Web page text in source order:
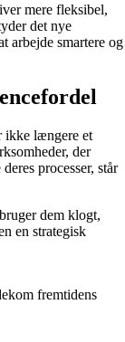
mere fleksibel,
det nye
arbejde smartere og
ikke længere et
der
processer, står
dem klogt,
en strategisk
fremtidens